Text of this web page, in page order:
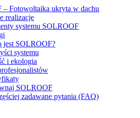
– Fotowoltaika ukryta w dachu
realizacje
systemu SOLROOF
jest SOLROOF?
systemu
i ekologia
SOLROOF
zadawane pytania (FAQ)